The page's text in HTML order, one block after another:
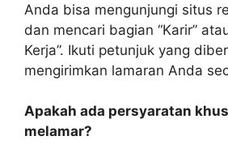
Anda bisa mengunjungi situs
dan mencari bagian “Karir”
Kerja”. Ikuti petunjuk yang
mengirimkan lamaran Anda
Apakah ada persyaratan
melamar?